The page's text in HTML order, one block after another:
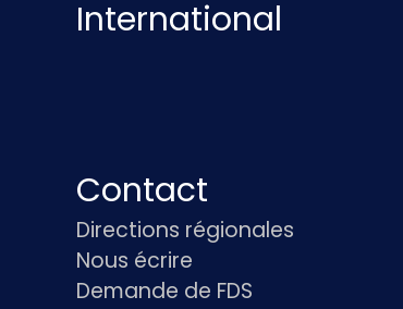
International
Contact
Directions régionales
Nous écrire
Demande de FDS